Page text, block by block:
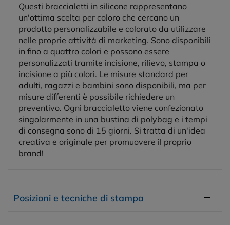
Questi braccialetti in silicone rappresentano
un'ottima scelta per coloro che cercano un
prodotto personalizzabile e colorato da utilizzare
nelle proprie attività di marketing. Sono disponibili
in fino a quattro colori e possono essere
personalizzati tramite incisione, rilievo, stampa o
incisione a più colori. Le misure standard per
adulti, ragazzi e bambini sono disponibili, ma per
misure differenti è possibile richiedere un
preventivo. Ogni braccialetto viene confezionato
singolarmente in una bustina di polybag e i tempi
di consegna sono di 15 giorni. Si tratta di un'idea
creativa e originale per promuovere il proprio
brand!
Posizioni e tecniche di stampa